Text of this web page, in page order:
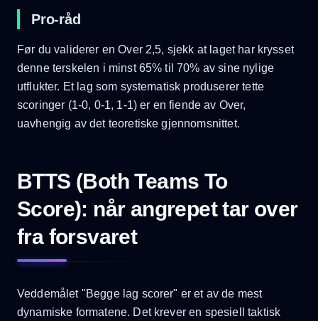
Pro-råd
Før du validerer en Over 2,5, sjekk at laget har krysset
denne terskelen i minst 65% til 70% av sine nylige
utflukter. Et lag som systematisk produserer tette
scoringer (1-0, 0-1, 1-1) er en fiende av Over,
uavhengig av det teoretiske gjennomsnittet.
BTTS (Both Teams To
Score): når angrepet tar over
fra forsvaret
Veddemålet "Begge lag scorer" er et av de mest
dynamiske formatene. Det krever en spesiell taktisk